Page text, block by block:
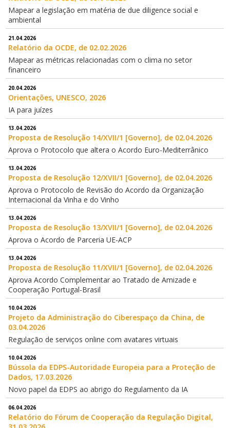
Mapear a legislação em matéria de due diligence social e
ambiental
21.04.2026
Relatório da OCDE, de 02.02.2026
Mapear as métricas relacionadas com o clima no setor
financeiro
20.04.2026
Orientações, UNESCO, 2026
IA para juízes
13.04.2026
Proposta de Resolução 14/XVII/1 [Governo], de 02.04.2026
Aprova o Protocolo que altera o Acordo Euro-Mediterrânico
13.04.2026
Proposta de Resolução 12/XVII/1 [Governo], de 02.04.2026
Aprova o Protocolo de Revisão do Acordo da Organização
Internacional da Vinha e do Vinho
13.04.2026
Proposta de Resolução 13/XVII/1 [Governo], de 02.04.2026
Aprova o Acordo de Parceria UE-ACP
13.04.2026
Proposta de Resolução 11/XVII/1 [Governo], de 02.04.2026
Aprova Acordo Complementar ao Tratado de Amizade e
Cooperação Portugal-Brasil
10.04.2026
Projeto da Administração do Ciberespaço da China, de
03.04.2026
Regulação de serviços online com avatares virtuais
10.04.2026
Bússola da EDPS-Autoridade Europeia para a Proteção de
Dados, 17.03.2026
Novo papel da EDPS ao abrigo do Regulamento da IA
06.04.2026
Relatório do Fórum de Cooperação da Regulação Digital,